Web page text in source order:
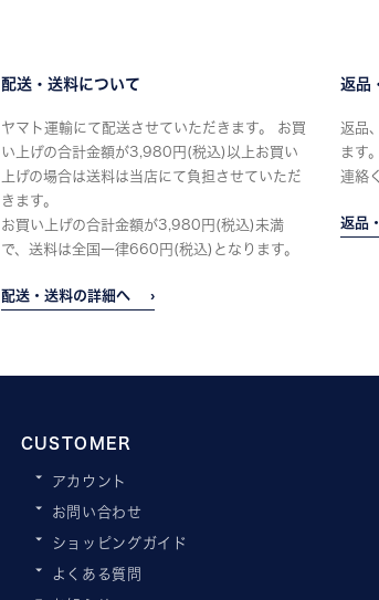
配送・送料について
ヤマト運輸にて配送させていただきます。 お買
い上げの合計金額が3,980円(税込)以上お買い
上げの場合は送料は当店にて負担させていただ
きます。
お買い上げの合計金額が3,980円(税込)未満
で、送料は全国一律660円(税込)となります。
配送・送料の詳細へ
返品
返品
ます
連絡
返品
CUSTOMER
アカウント
お問い合わせ
ショッピングガイド
よくある質問